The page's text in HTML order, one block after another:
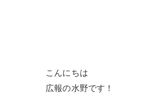
こんにちは
広報の水野です！